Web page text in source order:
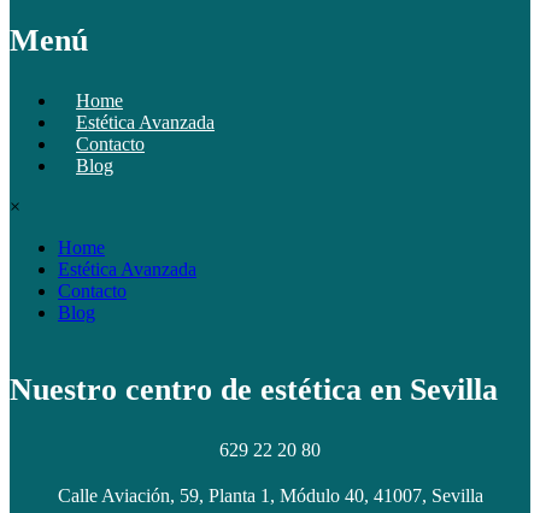
Menú
Home
Estética Avanzada
Contacto
Blog
×
Home
Estética Avanzada
Contacto
Blog
Nuestro centro de estética en Sevilla
629 22 20 80
Calle Aviación, 59, Planta 1, Módulo 40, 41007, Sevilla